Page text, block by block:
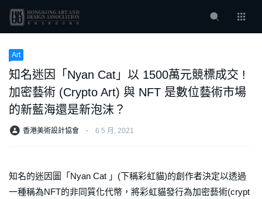
Art
知名迷因「Nyan Cat」以 1500萬元競標成交 !
加密藝術 (Crypto Art) 與 NFT 是數位藝術市場
的新藍海還是新泡沫？
香港美術設計協會 ⋅ 6 5 月, 2021
知名的迷因圖「Nyan Cat 」(下稱彩虹貓)的創作者決定以透過
一種稱為NFT的非同質化代幣，將彩虹貓發行為加密藝術(crypt